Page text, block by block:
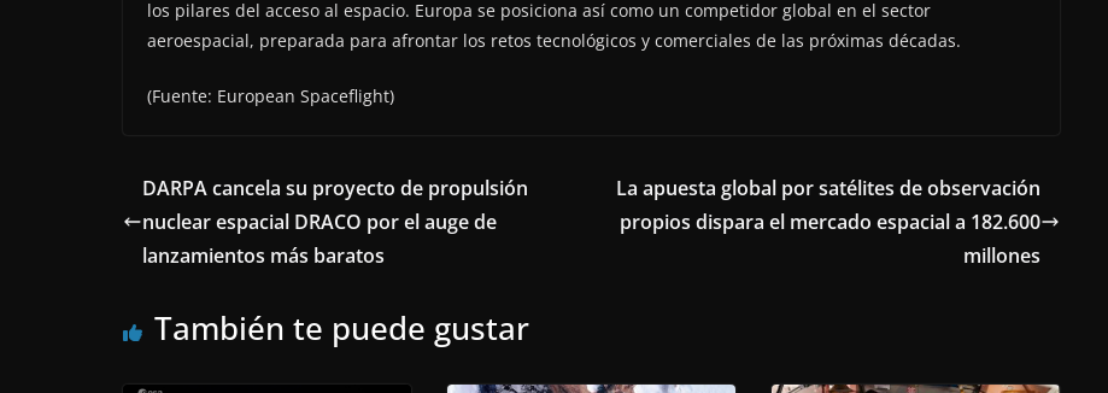
los pilares del acceso al espacio. Europa se posiciona así como un competidor global en el sector
aeroespacial, preparada para afrontar los retos tecnológicos y comerciales de las próximas décadas.
(Fuente: European Spaceflight)
DARPA cancela su proyecto de propulsión
nuclear espacial DRACO por el auge de
lanzamientos más baratos
La apuesta global por satélites de observación
propios dispara el mercado espacial a 182.600
millones
También te puede gustar